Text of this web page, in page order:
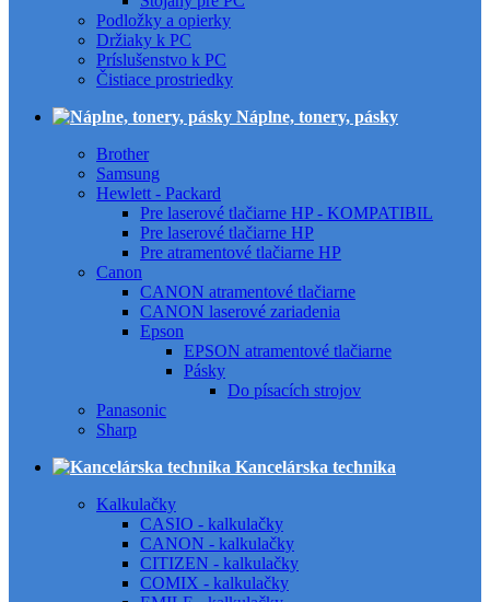
Podložky a opierky
Držiaky k PC
Príslušenstvo k PC
Čistiace prostriedky
Náplne, tonery, pásky
Brother
Samsung
Hewlett - Packard
Pre laserové tlačiarne HP - KOMPATIBIL
Pre laserové tlačiarne HP
Pre atramentové tlačiarne HP
Canon
CANON atramentové tlačiarne
CANON laserové zariadenia
Epson
EPSON atramentové tlačiarne
Pásky
Do písacích strojov
Panasonic
Sharp
Kancelárska technika
Kalkulačky
CASIO - kalkulačky
CANON - kalkulačky
CITIZEN - kalkulačky
COMIX - kalkulačky